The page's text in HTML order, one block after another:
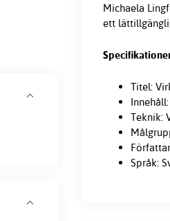
Michaela
ett
Titel:
Teknik:
Språk: